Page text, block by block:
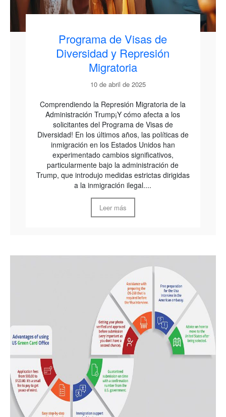
Programa de Visas de
Diversidad y Represión
Migratoria
10 de abril de 2025
Comprendiendo la Represión Migratoria de la
Administración Trump¡Y cómo afecta a los
solicitantes del Programa de Visas de
Diversidad! En los últimos años, las políticas de
inmigración en los Estados Unidos han
experimentado cambios significativos,
particularmente bajo la administración de
Trump, que introdujo medidas estrictas dirigidas
a la inmigración ilegal....
Leer más